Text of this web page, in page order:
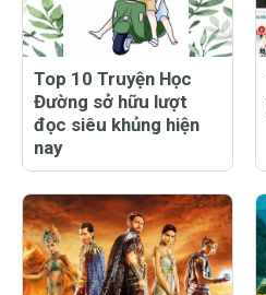
Top 10 Truyện Học
Đường sở hữu lượt
đọc siêu khủng hiện
nay